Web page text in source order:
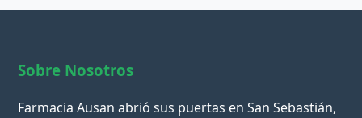
Sobre Nosotros
Farmacia Ausan abrió sus puertas en San Sebastián,